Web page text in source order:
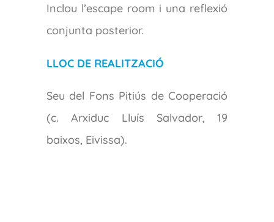
Inclou l’escape room i una reflexió
conjunta posterior.
LLOC DE REALITZACIÓ
Seu del Fons Pitiús de Cooperació
(c. Arxiduc Lluís Salvador, 19
baixos, Eivissa).